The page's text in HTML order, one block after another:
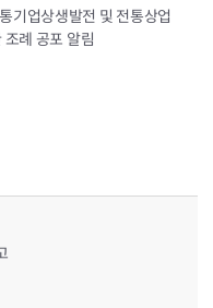
기업상생발전 및 전통상업
례 공포 알림